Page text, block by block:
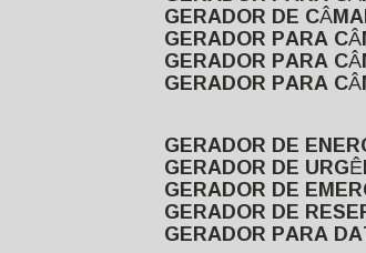
GERADOR DE
GERADOR PARA
GERADOR PARA
GERADOR PARA
GERADOR DE
GERADOR DE
GERADOR DE
GERADOR DE
GERADOR PARA